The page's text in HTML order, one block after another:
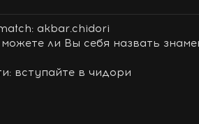
akbar.chidori
ли Вы себя назвать
вступайте в чидори